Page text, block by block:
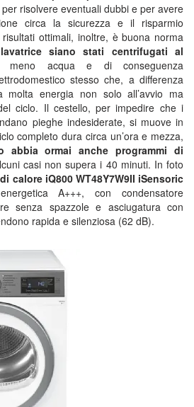
per risolvere eventuali dubbi e per avere
circa la sicurezza e il risparmio
ottimali, inoltre, è buona norma
siano stati centrifugati al
meno acqua e di conseguenza
stesso che, a differenza
molta energia non solo all’avvio ma
ciclo. Il cestello, per impedire che i
pieghe indesiderate, si muove in
completo dura circa un’ora e mezza,
abbia ormai anche programmi di
casi non supera i 40 minuti. In foto
calore iQ800 WT48Y7W9II iSensoric
A+++, con condensatore
senza spazzole e asciugatura con
rapida e silenziosa (62 dB).